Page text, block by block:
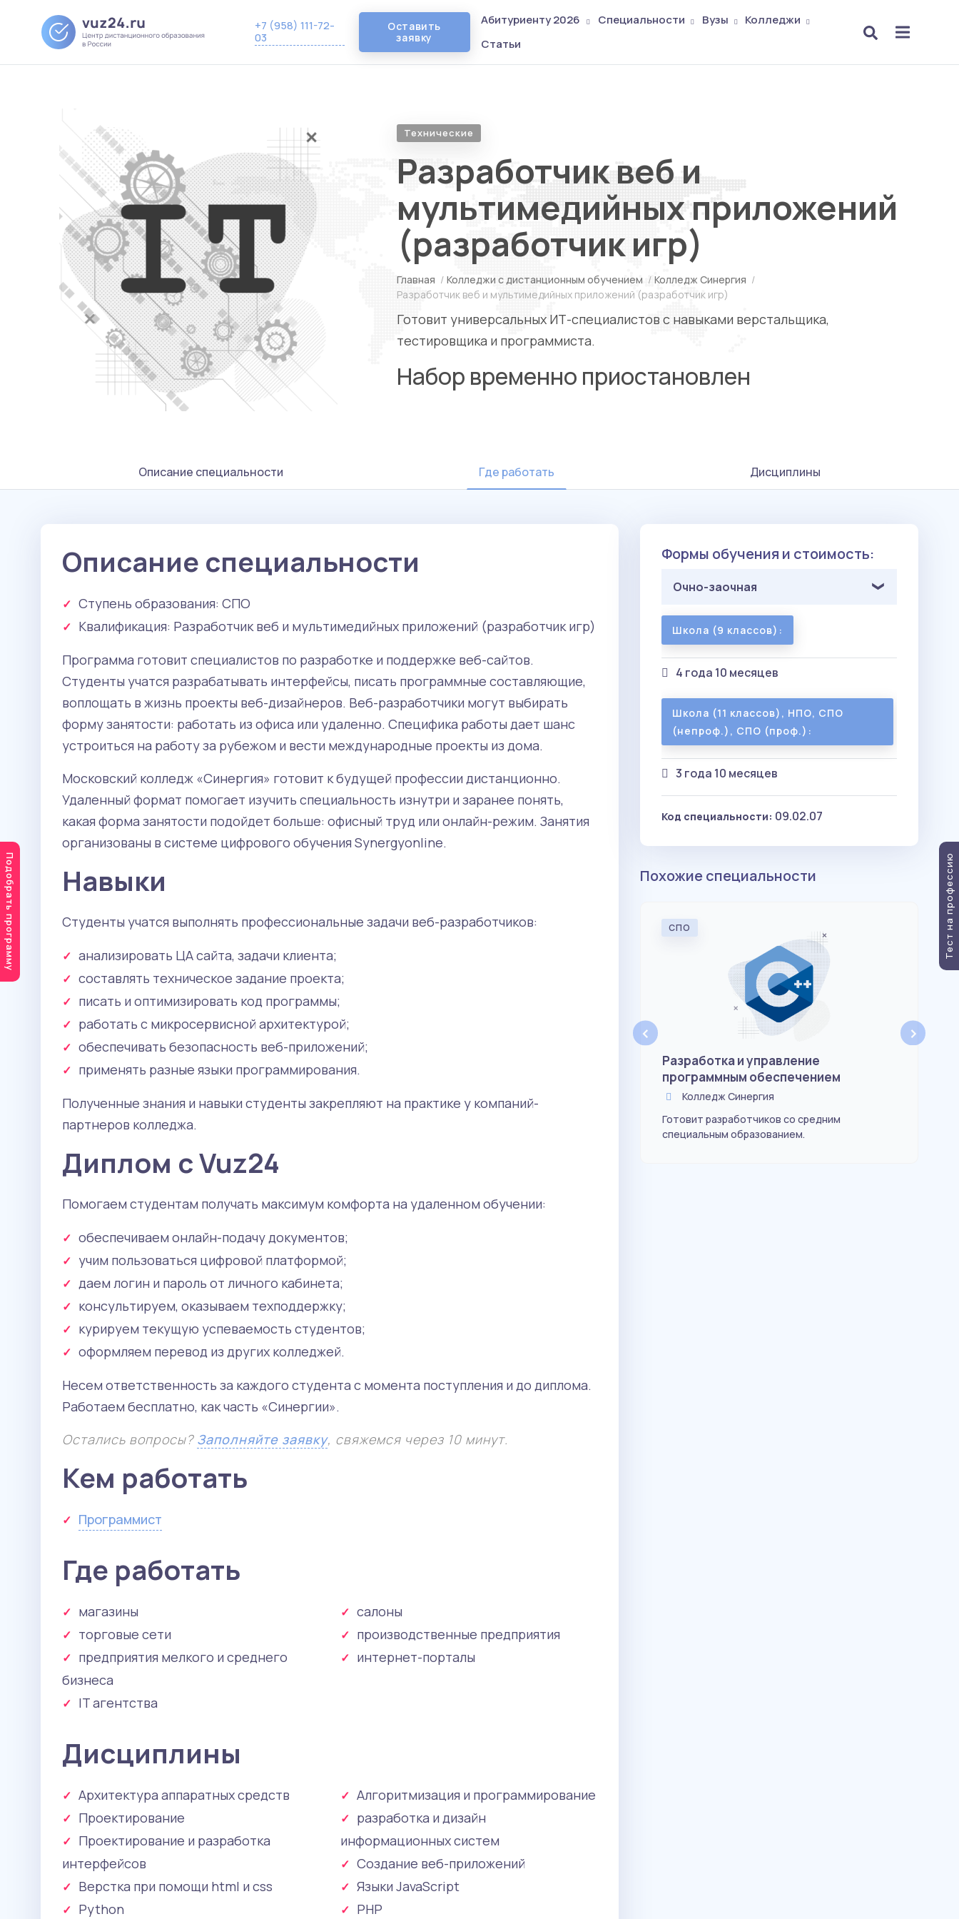
+7 (958) 111-72-
03
Оставить
заявку
Абитуриенту 2026 Специальности Вузы
Колледжи
Статьи
Технические
Разработчик веб и
мультимедийных приложений
(разработчик игр)
Главная / Колледжи с дистанционным обучением / Колледж Синергия /
Разработчик веб и мультимедийных приложений (разработчик игр)
Готовит универсальных ИТ-специалистов с навыками верстальщика,
тестировщика и программиста.
Набор временно приостановлен
Описание специальности Где работать Дисциплины
Описание специальности
Ступень образования: СПО
Квалификация: Разработчик веб и мультимедийных приложений (разработчик игр)
Программа готовит специалистов по разработке и поддержке веб-сайтов.
Студенты учатся разрабатывать интерфейсы, писать программные составляющие,
воплощать в жизнь проекты веб-дизайнеров. Веб-разработчики могут выбирать
форму занятости: работать из офиса или удаленно. Специфика работы дает шанс
устроиться на работу за рубежом и вести международные проекты из дома.
Московский колледж «Синергия» готовит к будущей профессии дистанционно.
Удаленный формат помогает изучить специальность изнутри и заранее понять,
какая форма занятости подойдет больше: офисный труд или онлайн-режим. Занятия
организованы в системе цифрового обучения Synergyonline.
Навыки
Студенты учатся выполнять профессиональные задачи веб-разработчиков:
анализировать ЦА сайта, задачи клиента;
составлять техническое задание проекта;
писать и оптимизировать код программы;
работать с микросервисной архитектурой;
обеспечивать безопасность веб-приложений;
применять разные языки программирования.
Полученные знания и навыки студенты закрепляют на практике у компаний-
партнеров колледжа.
Диплом с Vuz24
Помогаем студентам получать максимум комфорта на удаленном обучении:
обеспечиваем онлайн-подачу документов;
учим пользоваться цифровой платформой;
даем логин и пароль от личного кабинета;
консультируем, оказываем техподдержку;
курируем текущую успеваемость студентов;
оформляем перевод из других колледжей.
Несем ответственность за каждого студента с момента поступления и до диплома.
Работаем бесплатно, как часть «Синергии».
Остались вопросы? Заполняйте заявку, свяжемся через 10 минут.
Кем работать
Программист
Где работать
магазины
торговые сети
предприятия мелкого и среднего
бизнеса
IT агентства
салоны
производственные предприятия
интернет-порталы
Дисциплины
Архитектура аппаратных средств
Проектирование
Проектирование и разработка
интерфейсов
Верстка при помощи html и css
Python
Алгоритмизация и программирование
разработка и дизайн
информационных систем
Создание веб-приложений
Языки JavaScript
PHP
Формы обучения и стоимость:
Очно-заочная
Школа (9 классов):
4 года 10 месяцев
Школа (11 классов), НПО, СПО
(непроф.), СПО (проф.):
3 года 10 месяцев
Код специальности: 09.02.07
Похожие специальности
‹
Макс. цена: 80 000 руб. / год
Учит делать замеры местности и
СПО
Разработка и управление
программным обеспечением
Колледж Синергия
Готовит разработчиков со средним
специальным образованием.
55
›
Подобрать программу Тест на профессию